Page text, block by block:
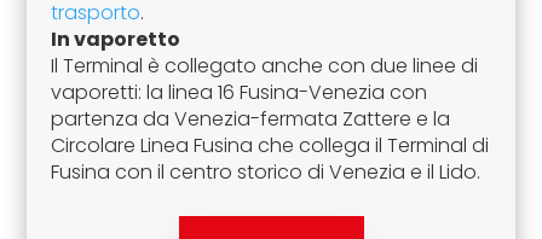
trasporto.
In vaporetto
Il Terminal è collegato anche con due linee di
vaporetti: la linea 16 Fusina-Venezia con
partenza da Venezia-fermata Zattere e la
Circolare Linea Fusina che collega il Terminal di
Fusina con il centro storico di Venezia e il Lido.